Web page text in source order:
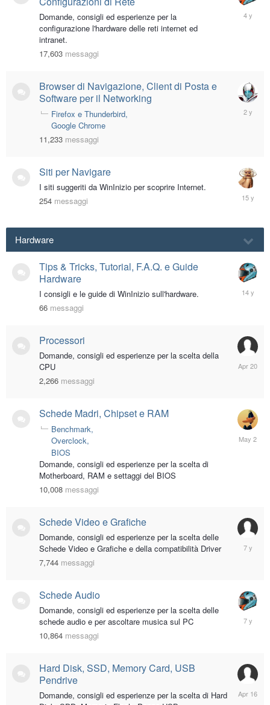
Domande, consigli ed esperienze per la
configurazione l'hardware delle reti internet ed
intranet.
17,603 messaggi
July
16,
Browser di Navigazione, Client di Posta e
Software per il Networking
Firefox e Thunderbird
Google Chrome
11,233 messaggi
February
13,
Siti per Navigare
I siti suggeriti da WinInizio per scoprire Internet.
254 messaggi
February
Hardware
Tips & Tricks, Tutorial, F.A.Q. e Guide
Hardware
I consigli e le guide di WinInizio sull'hardware.
66 messaggi
April
Processori
Domande, consigli ed esperienze per la scelta della
CPU
2,266 messaggi
April
20
Schede Madri, Chipset e RAM
Benchmark
Overclock
BIOS
Domande, consigli ed esperienze per la scelta di
Motherboard, RAM e settaggi del BIOS
10,008 messaggi
May
Schede Video e Grafiche
Domande, consigli ed esperienze per la scelta delle
Schede Video e Grafiche e della compatibilità Driver
7,744 messaggi
May
24,
Schede Audio
Domande, consigli ed esperienze per la scelta delle
schede audio e per ascoltare musica sul PC
10,864 messaggi
October
26,
Hard Disk, SSD, Memory Card, USB
Pendrive
Domande, consigli ed esperienze per la scelta di Hard
April
16